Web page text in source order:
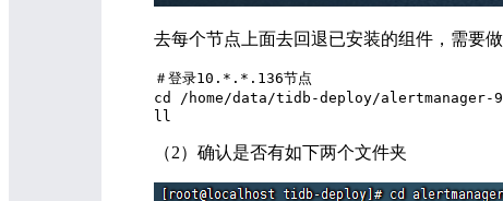
去每个节点上面去回退已安装的组件，需要做
＃登录10.*.*.136节点
cd /home/data/tidb-deploy/alertmanager-
（2）确认是否有如下两个文件夹